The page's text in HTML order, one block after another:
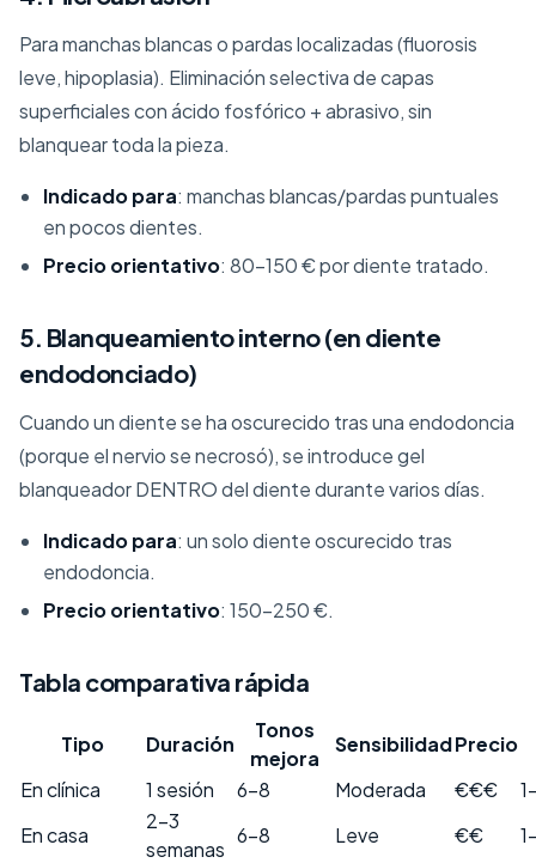
Para manchas blancas o pardas localizadas (fluorosis
leve, hipoplasia). Eliminación selectiva de capas
superficiales con ácido fosfórico + abrasivo, sin
blanquear toda la pieza.
Indicado para: manchas blancas/pardas puntuales
en pocos dientes.
Precio orientativo: 80-150 € por diente tratado.
5. Blanqueamiento interno (en diente
endodonciado)
Cuando un diente se ha oscurecido tras una endodoncia
(porque el nervio se necrosó), se introduce gel
blanqueador DENTRO del diente durante varios días.
Indicado para: un solo diente oscurecido tras
endodoncia.
Precio orientativo: 150-250 €.
Tabla comparativa rápida
Tipo Duración
Tonos
mejora
SensibilidadPrecio
En clínica
1 sesión 6-8 Moderada €€€
En casa
2-3
semanas
6-8 Leve €€